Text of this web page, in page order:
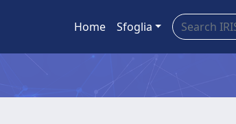
Home Sfoglia